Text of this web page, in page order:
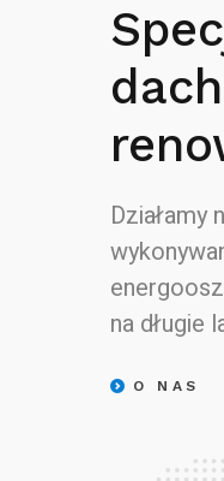
Działamy
na długie
O NAS